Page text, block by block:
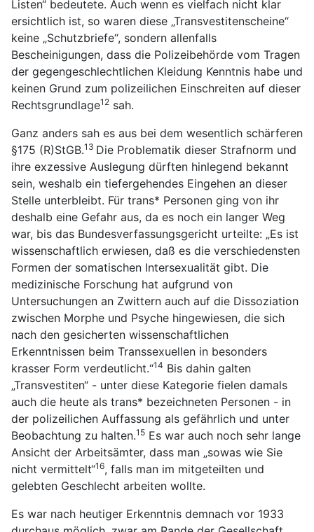
Listen“ bedeutete. Auch wenn es vielfach nicht klar
ersichtlich ist, so waren diese „Transvestitenscheine“
keine „Schutzbriefe“, sondern allenfalls
Bescheinigungen, dass die Polizeibehörde vom Tragen
der gegengeschlechtlichen Kleidung Kenntnis habe und
keinen Grund zum polizeilichen Einschreiten auf dieser
Rechtsgrundlage12 sah.
Ganz anders sah es aus bei dem wesentlich schärferen
§175 (R)StGB.13 Die Problematik dieser Strafnorm und
ihre exzessive Auslegung dürften hinlegend bekannt
sein, weshalb ein tiefergehendes Eingehen an dieser
Stelle unterbleibt. Für trans* Personen ging von ihr
deshalb eine Gefahr aus, da es noch ein langer Weg
war, bis das Bundesverfassungsgericht urteilte: „Es ist
wissenschaftlich erwiesen, daß es die verschiedensten
Formen der somatischen Intersexualität gibt. Die
medizinische Forschung hat aufgrund von
Untersuchungen an Zwittern auch auf die Dissoziation
zwischen Morphe und Psyche hingewiesen, die sich
nach den gesicherten wissenschaftlichen
Erkenntnissen beim Transsexuellen in besonders
krasser Form verdeutlicht.“14 Bis dahin galten
„Transvestiten“ - unter diese Kategorie fielen damals
auch die heute als trans* bezeichneten Personen - in
der polizeilichen Auffassung als gefährlich und unter
Beobachtung zu halten.15 Es war auch noch sehr lange
Ansicht der Arbeitsämter, dass man „sowas wie Sie
nicht vermittelt“16, falls man im mitgeteilten und
gelebten Geschlecht arbeiten wollte.
Es war nach heutiger Erkenntnis demnach vor 1933